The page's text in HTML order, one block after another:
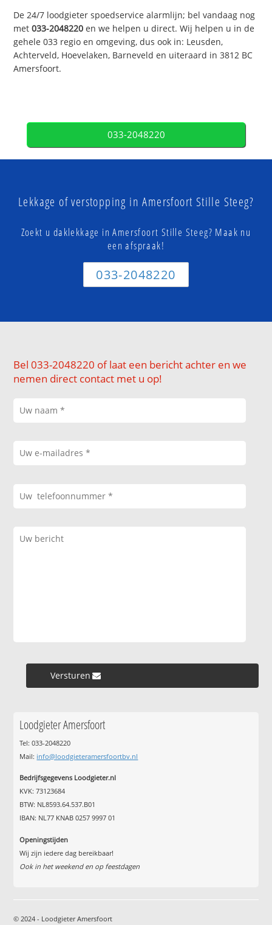
De 24/7 loodgieter spoedservice alarmlijn; bel vandaag nog
met033-2048220 en we helpen u direct. Wij helpen u in de
gehele 033 regio en omgeving, dus ook in: Leusden,
Achterveld, Hoevelaken, Barneveld en uiteraard in 3812 BC
Amersfoort.
033-2048220
Lekkage of verstopping in Amersfoort Stille Steeg?
Zoekt u daklekkage in Amersfoort Stille Steeg? Maak nu
een afspraak!
033-2048220
Bel 033-2048220 of laat een bericht achter en we
nemen direct contact met u op!
Versturen »
Loodgieter Amersfoort
Tel: 033-2048220
Mail: info@loodgieteramersfoortbv.nl
Bedrijfsgegevens Loodgieter.nl
KVK: 73123684
BTW: NL8593.64.537.B01
IBAN: NL77 KNAB 0257 9997 01
Openingstijden
Wij zijn iedere dag bereikbaar!
Ook in het weekend en op feestdagen
© 2024 - Loodgieter Amersfoort